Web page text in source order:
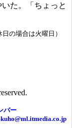
た。「ちょっと
日の場合は火曜日）
バー